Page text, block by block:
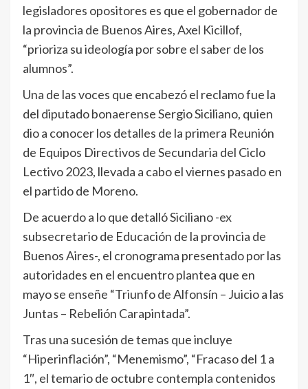
legisladores opositores es que el gobernador de
la provincia de Buenos Aires, Axel Kicillof,
“prioriza su ideología por sobre el saber de los
alumnos”.
Una de las voces que encabezó el reclamo fue la
del diputado bonaerense Sergio Siciliano, quien
dio a conocer los detalles de la primera Reunión
de Equipos Directivos de Secundaria del Ciclo
Lectivo 2023, llevada a cabo el viernes pasado en
el partido de Moreno.
De acuerdo a lo que detalló Siciliano -ex
subsecretario de Educación de la provincia de
Buenos Aires-, el cronograma presentado por las
autoridades en el encuentro plantea que en
mayo se enseñe “Triunfo de Alfonsín – Juicio a las
Juntas – Rebelión Carapintada”.
Tras una sucesión de temas que incluye
“Hiperinflación”, “Menemismo”, “Fracaso del 1 a
1″, el temario de octubre contempla contenidos